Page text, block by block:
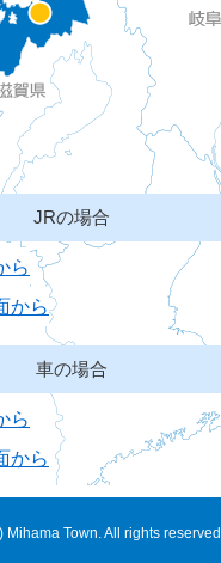
JRの場合
ら
から
車の場合
ら
から
Mihama Town. All rights reserved.